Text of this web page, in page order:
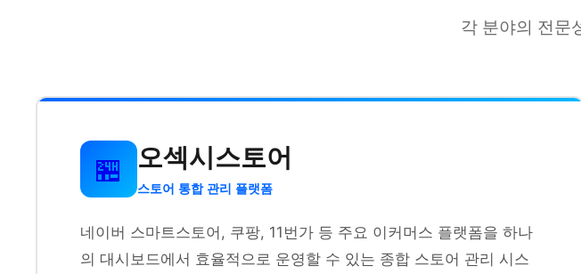
각 분야의 전문
🏪 오섹시스토어
스토어 통합 관리 플랫폼
네이버 스마트스토어, 쿠팡, 11번가 등 주요 이커머스 플랫폼을 하나
의 대시보드에서 효율적으로 운영할 수 있는 종합 스토어 관리 시스